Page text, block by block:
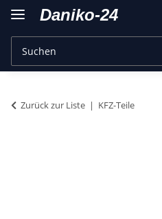
Zurück zur Liste KFZ-Teile